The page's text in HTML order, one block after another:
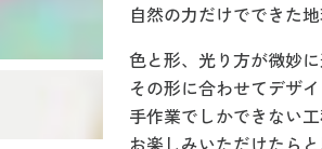
自然の力だけでできた
色と形、光り方が微妙
その形に合わせてデザ
手作業でしかできない
お楽しみいただけたらと